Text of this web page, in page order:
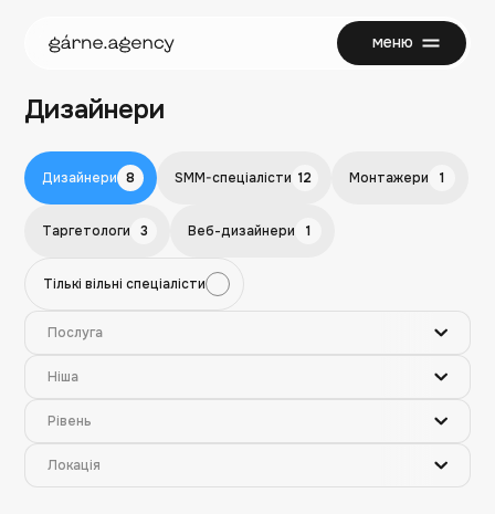
меню
закрити
Дизайнери
Дизайнери 8 SMM-спеціалісти 12 Монтажери 1
Таргетологи 3 Веб-дизайнери 1
Тількі вільні спеціалісти